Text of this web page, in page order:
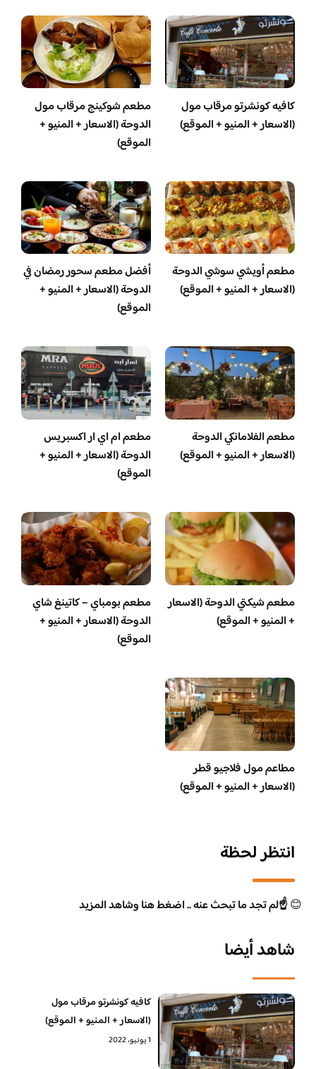
كافيه كونشرتو مرقاب مول
(الاسعار + المنيو + الموقع)
مطعم شوكينج مرقاب مول
الدوحة (الاسعار + المنيو +
الموقع)
مطعم أويشي سوشي الدوحة
(الاسعار + المنيو + الموقع)
أفضل مطعم سحور رمضان في
الدوحة (الاسعار + المنيو +
الموقع)
مطعم الفلامانكي الدوحة
(الاسعار + المنيو + الموقع)
مطعم ام اي ار اكسبريس
الدوحة (الاسعار + المنيو +
الموقع)
مطعم شيكتي الدوحة (الاسعار
+ المنيو + الموقع)
مطعم بومباي – كاتينغ شاي
الدوحة (الاسعار + المنيو +
الموقع)
مطاعم مول فلاجيو قطر
(الاسعار + المنيو + الموقع)
انتظر لحظة
😊☝️لم تجد ما تبحث عنه .. اضغط هنا وشاهد المزيد
شاهد أيضا
كافيه كونشرتو مرقاب مول
(الاسعار + المنيو + الموقع)
1 يونيو، 2022